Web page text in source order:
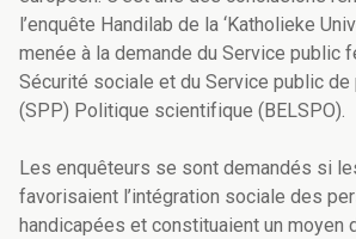
l’enquête Handilab de la ‘Katholieke
menée à la demande du Service public
Sécurité sociale et du Service public de
(SPP) Politique scientifique (BELSPO).
Les enquêteurs se sont demandés si
favorisaient l’intégration sociale des
handicapées et constituaient un moyen